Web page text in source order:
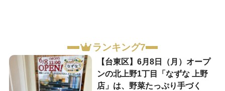
ランキング7
【台東区】6月8日（月）オープ
ンの北上野1丁目「なずな 上野
店」は、野菜たっぷり手づく